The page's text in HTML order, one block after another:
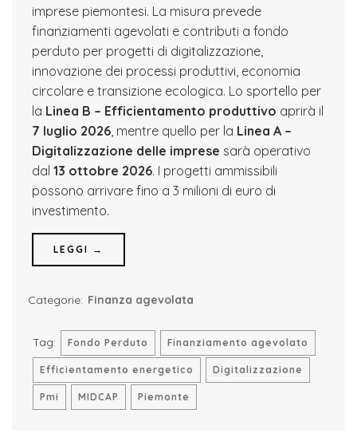
imprese piemontesi. La misura prevede
finanziamenti agevolati e contributi a fondo
perduto per progetti di digitalizzazione,
innovazione dei processi produttivi, economia
circolare e transizione ecologica. Lo sportello per
la Linea B – Efficientamento produttivo aprirà il
7 luglio 2026, mentre quello per la Linea A –
Digitalizzazione delle imprese sarà operativo
dal 13 ottobre 2026. I progetti ammissibili
possono arrivare fino a 3 milioni di euro di
investimento.
LEGGI →
Categorie: Finanza agevolata
Tag: Fondo Perduto Finanziamento agevolato
Efficientamento energetico Digitalizzazione
Pmi MIDCAP Piemonte